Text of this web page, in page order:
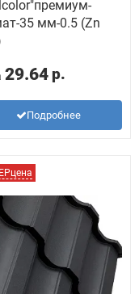
35 мм-0.5 (Zn
29.64 р.
Подробнее